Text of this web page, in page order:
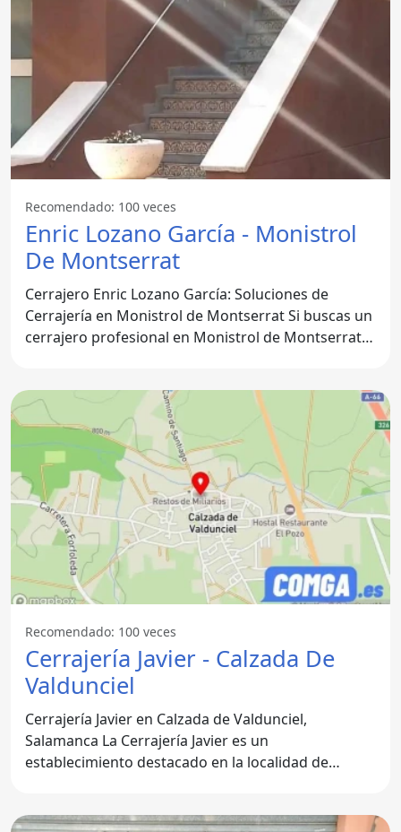
Recomendado: 100 veces
Enric Lozano García - Monistrol
De Montserrat
Cerrajero Enric Lozano García: Soluciones de
Cerrajería en Monistrol de Montserrat Si buscas un
cerrajero profesional en Monistrol de Montserrat,
Recomendado: 100 veces
Cerrajería Javier - Calzada De
Valdunciel
Cerrajería Javier en Calzada de Valdunciel,
Salamanca La Cerrajería Javier es un
establecimiento destacado en la localidad de